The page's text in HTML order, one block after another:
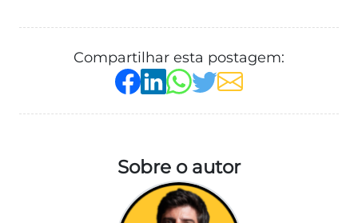
Compartilhar esta postagem:
Sobre o autor